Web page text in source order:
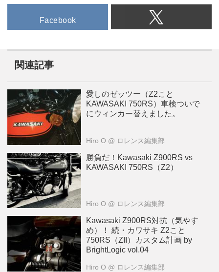
Facebook
関連記事
愛しのゼッツー（Z2こと
KAWASAKI 750RS）車検ついで
にウィンカー替えました。
Hiro O @ ロレンス編集部
勝負だ！Kawasaki Z900RS vs
KAWASAKI 750RS（Z2）
Hiro O @ ロレンス編集部
Kawasaki Z900RS対抗（気やす
め）！ 続・カワサキ Z2こと
750RS（ZII）カスタム計画 by
BrightLogic vol.04
Hiro O @ ロレンス編集部